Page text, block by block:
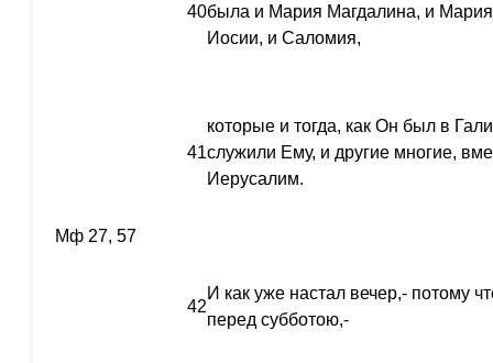
40была и Мария Магдалина, и
Иосии, и Саломия,
41
которые и тогда, как Он был в
служили Ему, и другие многие,
Иерусалим.
Мф 27, 57
42
И как уже настал вечер,- потому
перед субботою,-